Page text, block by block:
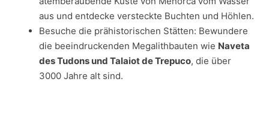
aus und entdecke versteckte Buchten und Höhlen.
Besuche die prähistorischen Stätten: Bewundere
die beeindruckenden Megalithbauten wie Naveta
des Tudons und Talaiot de Trepuco, die über
3000 Jahre alt sind.